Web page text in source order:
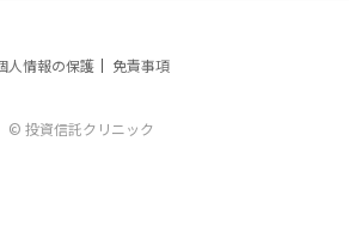
人情報の保護 免責事項
© 投資信託クリニック